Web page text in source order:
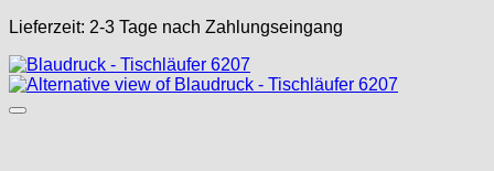
Lieferzeit: 2-3 Tage nach Zahlungseingang